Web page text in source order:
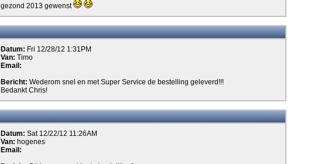
gezond 2013 gewenst
Datum: Fri 12/28/12 1:31PM
Van: Timo
Email:
Bericht: Wederom snel en met Super Service de bestelling geleverd!!!
Bedankt Chris!
Datum: Sat 12/22/12 11:26AM
Van: hogenes
Email: